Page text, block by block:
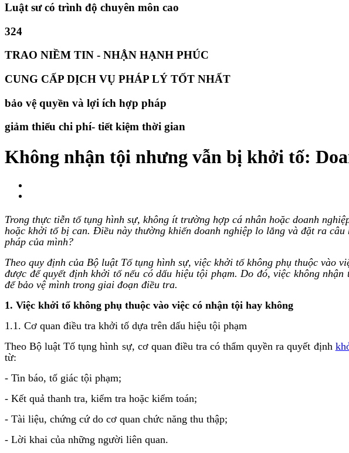
Luật sư có trình độ chuyên môn cao
324
TRAO NIỀM TIN - NHẬN HẠNH PHÚC
CUNG CẤP DỊCH VỤ PHÁP LÝ TỐT NHẤT
bảo vệ quyền và lợi ích hợp pháp
giảm thiếu chi phí- tiết kiệm thời gian
Không nhận tội nhưng vẫn bị khởi tố:
Trong thực tiễn tố tụng hình sự, không ít trường hợp cá nhân hoặc doanh
hoặc khởi tố bị can. Điều này thường khiến doanh nghiệp lo lắng và đặt ra
pháp của mình?
Theo quy định của Bộ luật Tố tụng hình sự, việc khởi tố không phụ thuộc
được để quyết định khởi tố nếu có dấu hiệu tội phạm. Do đó, việc không
để bảo vệ mình trong giai đoạn điều tra.
1. Việc khởi tố không phụ thuộc vào việc có nhận tội hay không
1.1. Cơ quan điều tra khởi tố dựa trên dấu hiệu tội phạm
Theo Bộ luật Tố tụng hình sự, cơ quan điều tra có thẩm quyền ra quyết định
từ:
- Tin báo, tố giác tội phạm;
- Kết quả thanh tra, kiểm tra hoặc kiểm toán;
- Tài liệu, chứng cứ do cơ quan chức năng thu thập;
- Lời khai của những người liên quan.